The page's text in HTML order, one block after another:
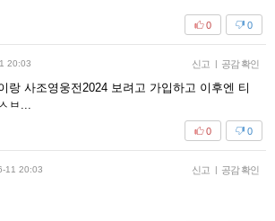
0
0
20:03 신고 | 공감 확인
랑 사조영웅전2024 보려고 가입하고 이후엔 티
ㅂ...
0
0
11 20:03 신고 | 공감 확인